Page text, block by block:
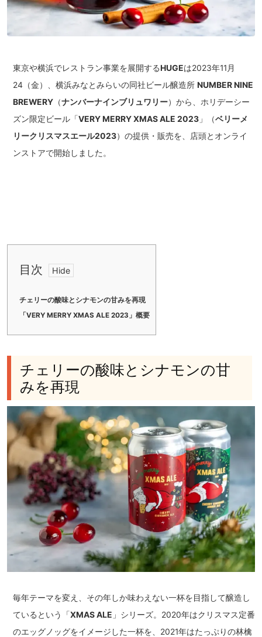
東京や横浜でレストラン事業を展開するHUGEは2023年11月
24（金）、横浜みなとみらいの同社ビール醸造所 NUMBER NINE
BREWERY （ナンバーナインブリュワリー）から、ホリデーシー
ズン限定ビール「VERY MERRY XMAS ALE 2023 」（ベリーメ
リークリスマスエール2023）の提供・販売を、店頭とオンライ
ンストアで開始しました。
目次
チェリーの酸味とシナモンの甘みを再現
「VERY MERRY XMAS ALE 2023」概要
チェリーの酸味とシナモンの甘
みを再現
毎年テーマを変え、その年しか味わえない一杯を目指して醸造し
ているという「XMAS ALE 」シリーズ。2020年はクリスマス定番
のエッグノッグをイメージした一杯を、2021年はたっぷりの林檎